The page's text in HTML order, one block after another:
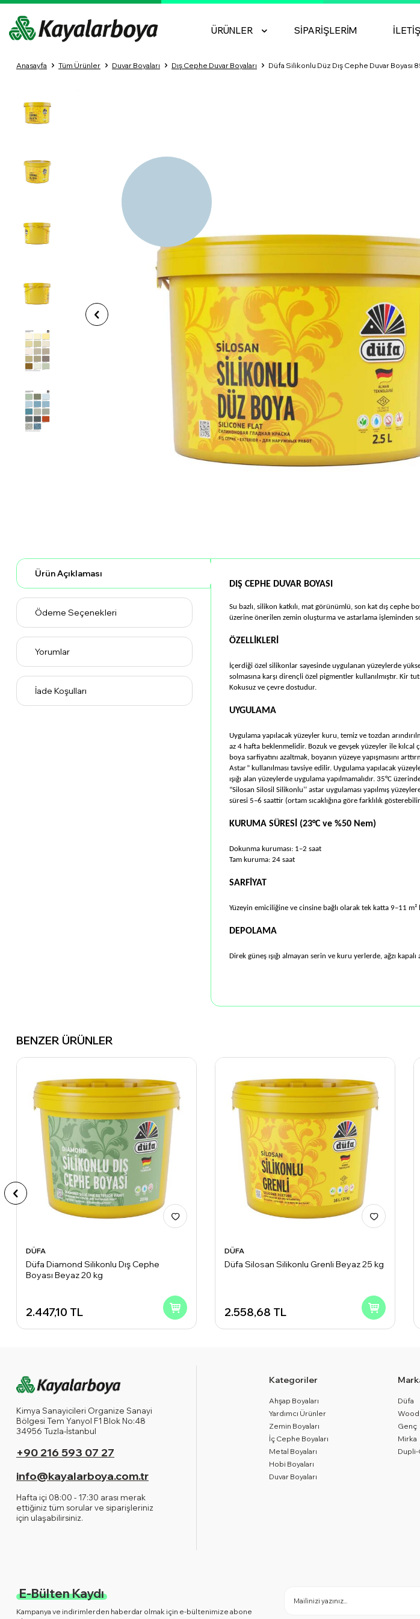
ÜRÜNLER SIPARIŞLERIM
Anasayfa Tüm Ürünler Duvar Boyaları Dış Cephe Duvar Boyaları Düfa Silikonlu Düz Dış Cephe Duvar Boyası
Ürün Açıklaması
Ödeme Seçenekleri
Yorumlar
İade Koşulları
DIŞ CEPHE DUVAR BOYASI
Su bazlı, silikon katkılı, mat görünümlü, son kat dış cephe
üzerine önerilen zemin oluşturma ve astarlama işleminden
ÖZELLİKLERİ
İçerdiği özel silikonlar sayesinde uygulanan yüzeylerde
solmasına karşı dirençli özel pigmentler kullanılmıştır. Kir
Kokusuz ve çevre dostudur.
UYGULAMA
Uygulama yapılacak yüzeyler kuru, temiz ve tozdan
az 4 hafta beklenmelidir. Bozuk ve gevşek yüzeyler ile
boya sarfiyatını azaltmak, boyanın yüzeye yapışmasını
Astar” kullanılması tavsiye edilir. Uygulama yapılacak
ışığı alan yüzeylerde uygulama yapılmamalıdır. 35°C
“Silosan Silosil Silikonlu’’ astar uygulaması yapılmış
süresi 5–6 saattir (ortam sıcaklığına göre farklılık
KURUMA SÜRESİ (23°C ve %50 Nem)
Dokunma kuruması: 1–2 saat
Tam kuruma: 24 saat
SARFİYAT
Yüzeyin emiciliğine ve cinsine bağlı olarak tek katta 9–11 m²
DEPOLAMA
Direk güneş ışığı almayan serin ve kuru yerlerde, ağzı
BENZER ÜRÜNLER
DÜFA
Düfa Diamond Silikonlu Dış Cephe
Boyası Beyaz 20 kg
2.447,10 TL
DÜFA
Düfa Silosan Silikonlu Grenli Beyaz 25 kg
2.558,68 TL
Kimya Sanayicileri Organize Sanayi
Bölgesi Tem Yanyol F1 Blok No:48
34956 Tuzla-İstanbul
+90 216 593 07 27
info@kayalarboya.com.tr
Hafta içi 08:00 - 17:30 arası merak
ettiğiniz tüm sorular ve siparişleriniz
için ulaşabilirsiniz.
Kategoriler
Ahşap Boyaları
Yardımcı Ürünler
Zemin Boyaları
İç Cephe Boyaları
Metal Boyaları
Hobi Boyaları
Duvar Boyaları
Düfa
Genç
Mirka
E-Bülten Kaydı
Kampanya ve indirimlerden haberdar olmak için e-bültenimize abone